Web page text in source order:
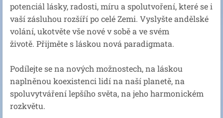
potenciál lásky, radosti, míru a spolutvoření, které se i
vaší zásluhou rozšíří po celé Zemi. Vyslyšte andělské
volání, ukotvěte vše nové v sobě a ve svém
životě. Přijměte s láskou nová paradigmata.
Podílejte se na nových možnostech, na láskou
naplněnou koexistenci lidí na naší planetě, na
spoluvytváření lepšího světa, na jeho harmonickém
rozkvětu.